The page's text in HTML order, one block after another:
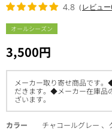
オールシーズン
メーカー取り寄せ商品です
だきます。◆メーカー在庫品
ざいます。
3,500円
4.8 （レビュ
カラー
チャコールグレー 、